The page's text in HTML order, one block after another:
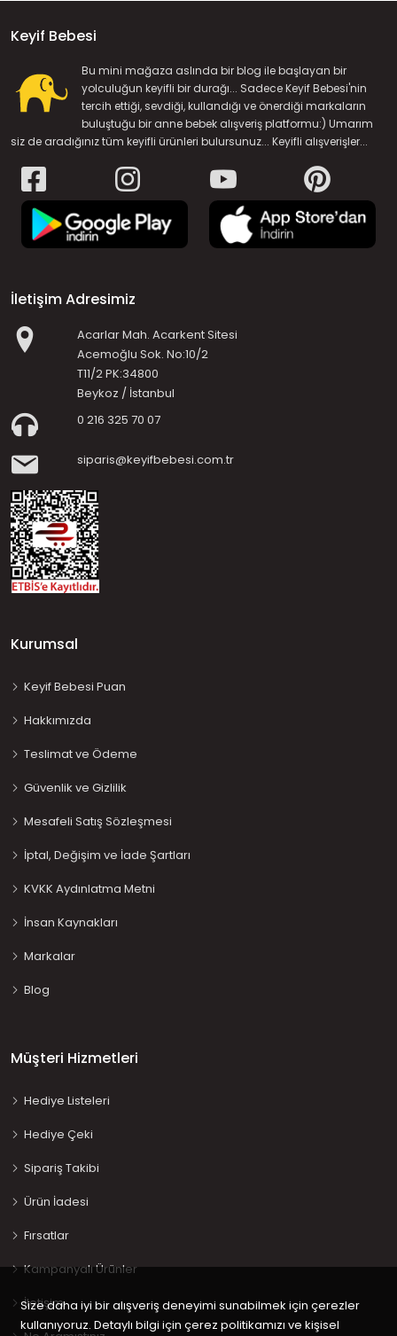
Keyif Bebesi
Bu mini mağaza aslında bir blog ile başlayan bir
yolculuğun keyifli bir durağı... Sadece Keyif Bebesi'nin
tercih ettiği, sevdiği, kullandığı ve önerdiği markaların
buluştuğu bir anne bebek alışveriş platformu:) Umarım
siz de aradığınız tüm keyifli ürünleri bulursunuz... Keyifli alışverişler...
İletişim Adresimiz
Acarlar Mah. Acarkent Sitesi
Acemoğlu Sok. No:10/2
T11/2 PK:34800
Beykoz / İstanbul
0 216 325 70 07
siparis@keyifbebesi.com.tr
Kurumsal
Keyif Bebesi Puan
Hakkımızda
Teslimat ve Ödeme
Güvenlik ve Gizlilik
Mesafeli Satış Sözleşmesi
İptal, Değişim ve İade Şartları
KVKK Aydınlatma Metni
İnsan Kaynakları
Markalar
Blog
Müşteri Hizmetleri
Hediye Listeleri
Hediye Çeki
Sipariş Takibi
Ürün İadesi
Fırsatlar
Kampanyalı Ürünler
İletişim
Size daha iyi bir alışveriş deneyimi sunabilmek için çerezler
kullanıyoruz. Detaylı bilgi için çerez politikamızı ve kişisel